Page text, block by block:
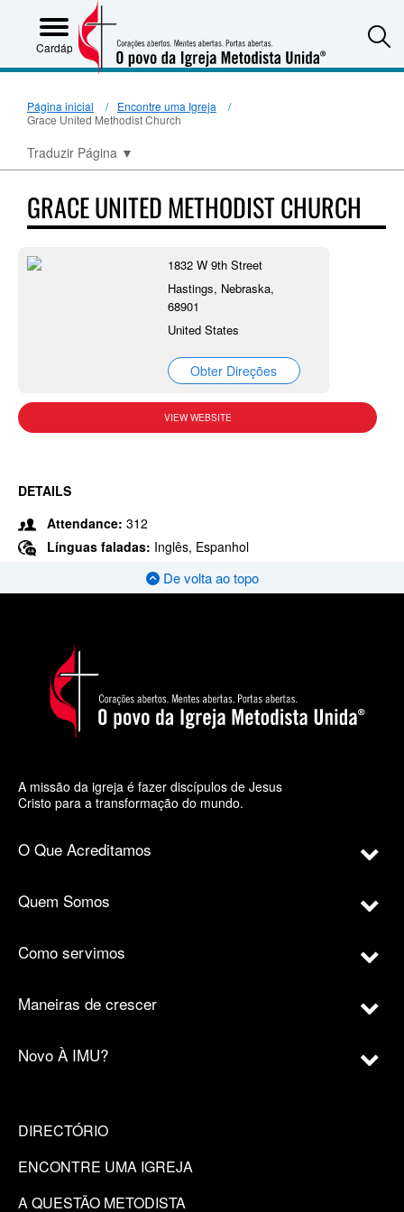
Cardápio
Página inicial
Encontre uma Igreja
Grace United Methodist Church
Traduzir Página ▼
GRACE UNITED METHODIST CHURCH
1832 W 9th Street
Hastings, Nebraska,
68901
United States
Obter Direções
VIEW WEBSITE
DETAILS
Attendance: 312
Línguas faladas: Inglês, Espanhol
De volta ao topo
A missão da igreja é fazer discípulos de Jesus
Cristo para a transformação do mundo.
O Que Acreditamos
Quem Somos
Como servimos
Maneiras de crescer
Novo À IMU?
DIRECTÓRIO
ENCONTRE UMA IGREJA
A QUESTÃO METODISTA